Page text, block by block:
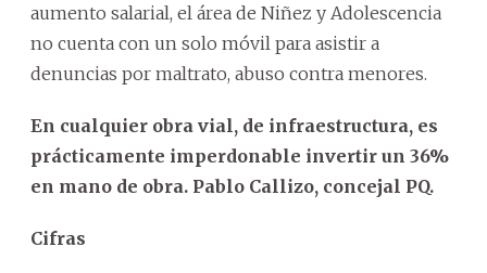
aumento salarial, el área de Niñez y Adolescencia
no cuenta con un solo móvil para asistir a
denuncias por maltrato, abuso contra menores.
En cualquier obra vial, de infraestructura, es
prácticamente imperdonable invertir un 36%
en mano de obra. Pablo Callizo, concejal PQ.
Cifras